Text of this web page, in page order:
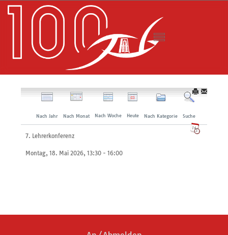
Nach Jahr Nach Monat Nach Woche Heute Nach Kategorie Suche
7. Lehrerkonferenz
Montag, 18. Mai 2026, 13:30 - 16:00